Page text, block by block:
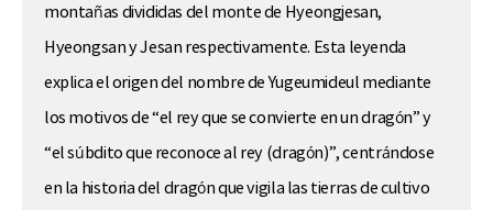
montañas divididas del monte de Hyeongjesan,
Hyeongsan y Jesan respectivamente. Esta leyenda
explica el origen del nombre de Yugeumideul mediante
los motivos de “el rey que se convierte en un dragón” y
“el súbdito que reconoce al rey (dragón)”, centrándose
en la historia del dragón que vigila las tierras de cultivo